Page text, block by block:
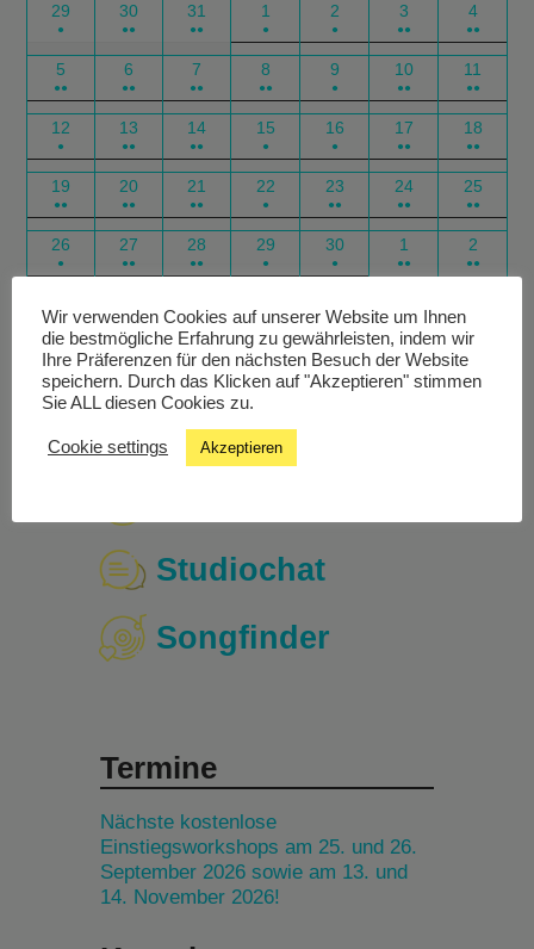
29
●
30
●●
31
●●
1
●
2
●
3
●●
4
●●
5
●●
6
●●
7
●●
8
●●
9
●
10
●●
11
●●
12
●
13
●●
14
●●
15
●
16
●
17
●●
18
●●
19
●●
20
●●
21
●●
22
●
23
●●
24
●●
25
●●
26
●
27
●●
28
●●
29
●
30
●
1
●●
2
●●
Subscribe
in
Google
Subscribe
in
Outlook
Export
for
Google
Export
for
Outlook
Studiochat
Songfinder
Termine
Nächste kostenlose
Einstiegsworkshops am 25. und 26.
September 2026 sowie am 13. und
14. November 2026!
Wir verwenden Cookies auf unserer Website um Ihnen
die bestmögliche Erfahrung zu gewährleisten, indem wir
Ihre Präferenzen für den nächsten Besuch der Website
speichern. Durch das Klicken auf "Akzeptieren" stimmen
Sie ALL diesen Cookies zu.
Cookie settings Akzeptieren